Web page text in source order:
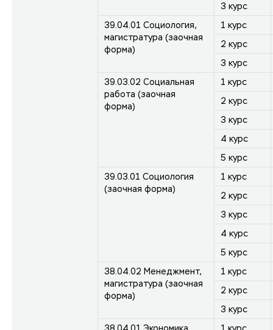
3 курс
39.04.01 Социология,
магистратура (заочная
форма)
1 курс
2 курс
3 курс
39.03.02 Социальная
работа (заочная
форма)
1 курс
2 курс
3 курс
4 курс
5 курс
39.03.01 Социология
(заочная форма)
1 курс
2 курс
3 курс
4 курс
5 курс
38.04.02 Менеджмент,
магистратура (заочная
форма)
1 курс
2 курс
3 курс